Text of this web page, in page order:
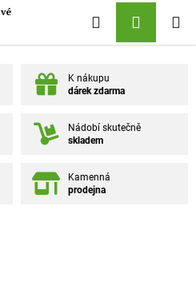
Hledat
K nákupu
dárek zdarma
Nádobí skutečně
skladem
Kamenná
prodejna